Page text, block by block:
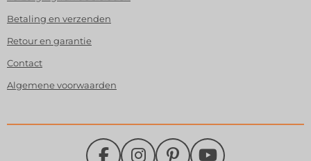
Betaling en verzenden
Retour en garantie
Contact
Algemene voorwaarden